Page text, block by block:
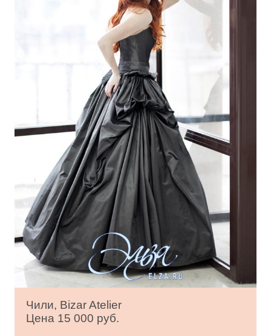
Чили, Bizar Atelier
Цена 15 000 руб.